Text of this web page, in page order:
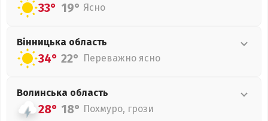
33° 19° Ясно
Вінницька область
34° 22° Переважно ясно
Волинська область
28° 18° Похмуро, грози